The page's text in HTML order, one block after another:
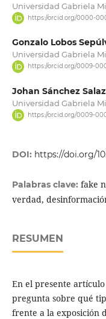
Universidad Gabriela
https://orcid.org/0000-
Gonzalo Lobos
Universidad Gabriela
https://orcid.org/0009-
Johan Sánchez
Universidad Gabriela
https://orcid.org/0009-
DOI: https://doi.org/
Palabras clave: fake
verdad,
RESUMEN
En el presente
pregunta sobre qué
frente a la exposición